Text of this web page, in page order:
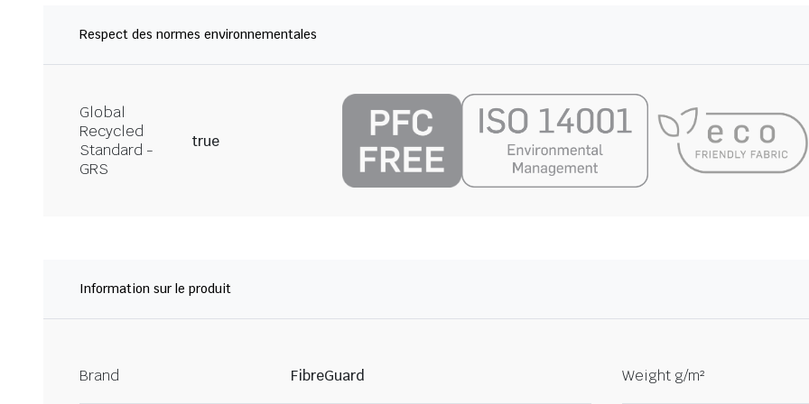
Respect des normes environnementales
Global
Recycled
Standard -
GRS
true
Information sur le produit
Brand FibreGuard Weight g/m²